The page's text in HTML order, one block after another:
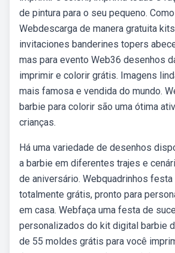
de pintura para o seu pequeno.
Webdescarga de manera gratuita
invitaciones banderines topers
mas para evento Web36 desenhos
imprimir e colorir grátis. Imagens
mais famosa e vendida do mundo.
barbie para colorir são uma ótima
crianças.
Há uma variedade de desenhos
a barbie em diferentes trajes e
de aniversário. Webquadrinhos festa
totalmente grátis, pronto para
em casa. Webfaça uma festa de
personalizados do kit digital barbie
de 55 moldes grátis para você